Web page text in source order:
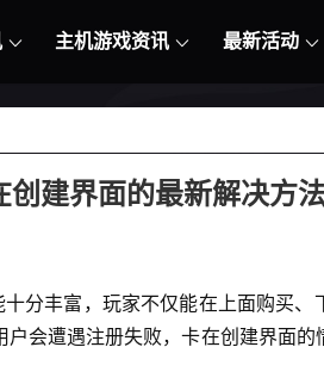
主机游戏资讯 最新活动
创建界面的最新解决方
十分丰富，玩家不仅能在上面购买
户会遭遇注册失败，卡在创建界面